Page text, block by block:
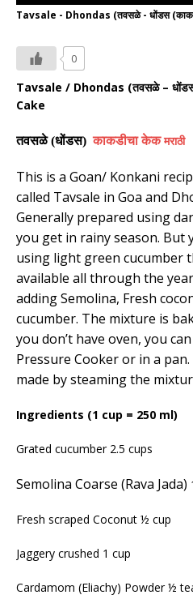
Tavsale - Dhondas (तवसळे - धोंडस
0
Tavsale / Dhondas (तवसळे –
Cake
तवसळे (धोंडस) काकडीचा केकमराठी
This is a Goan/ Konkani
called Tavsale in Goa and
Generally prepared using
you get in rainy season. But
using light green cucumber
available all through the
adding Semolina, Fresh
cucumber. The mixture is
you don’t have oven, you
Pressure Cooker or in a
made by steaming the
Ingredients (1 cup = 250 ml)
Grated cucumber 2.5 cups
Semolina Coarse (Rava Jada)
Fresh scraped Coconut ½ cup
Jaggery crushed 1 cup
Cardamom (Eliachy) Powder ½